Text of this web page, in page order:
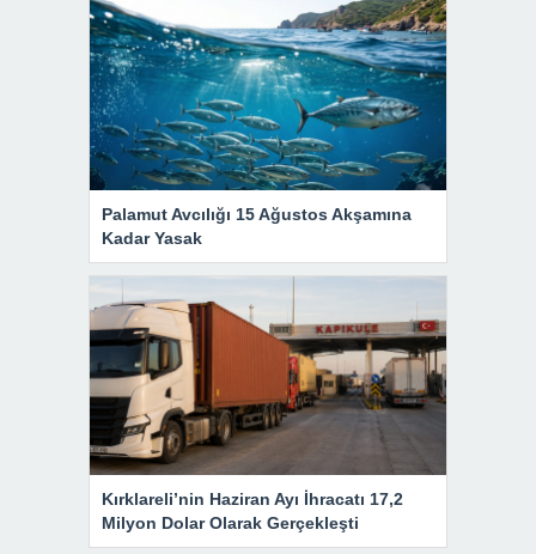
Palamut Avcılığı 15 Ağustos Akşamına
Kadar Yasak
Kırklareli’nin Haziran Ayı İhracatı 17,2
Milyon Dolar Olarak Gerçekleşti